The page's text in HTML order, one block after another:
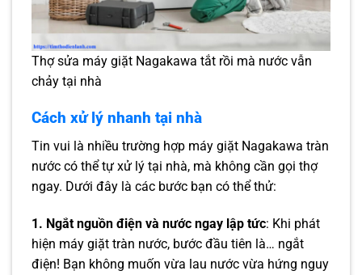
Thợ sửa máy giặt Nagakawa tắt rồi mà nước vẫn
chảy tại nhà
Cách xử lý nhanh tại nhà
Tin vui là nhiều trường hợp máy giặt Nagakawa tràn
nước có thể tự xử lý tại nhà, mà không cần gọi thợ
ngay. Dưới đây là các bước bạn có thể thử:
1. Ngắt nguồn điện và nước ngay lập tức: Khi phát
hiện máy giặt tràn nước, bước đầu tiên là… ngắt
điện! Bạn không muốn vừa lau nước vừa hứng nguy